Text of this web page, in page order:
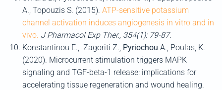
A., Topouzis S. (2015). ATP-sensitive potassium
channel activation induces angiogenesis in vitro and in
vivo. J Pharmacol Exp Ther., 354(1): 79-87.
Konstantinou E., Zagoriti Z., Pyriochou A., Poulas, K.
(2020). Microcurrent stimulation triggers MAPK
signaling and TGF-beta-1 release: implications for
accelerating tissue regeneration and wound healing.